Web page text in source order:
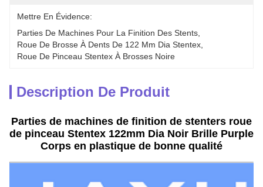
Mettre En Évidence:
Parties De Machines Pour La Finition Des Stents
Roue De Brosse À Dents De 122 Mm Dia Stentex
Roue De Pinceau Stentex À Brosses Noire
Description De Produit
Parties de machines de finition de stenters roue
de pinceau Stentex 122mm Dia Noir Brille Purple
Corps en plastique de bonne qualité